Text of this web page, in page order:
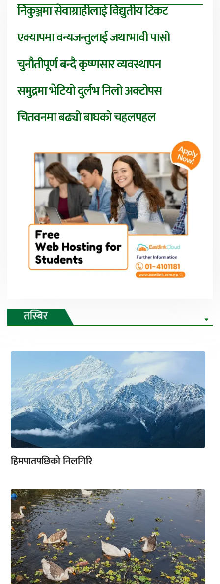
निकुञ्जमा सेवाग्राहीलाई विद्युतीय टिकट
एक्यापमा वन्यजन्तुलाई जथाभावी पासो
चुनौतीपूर्ण बन्दै कृष्णसार व्यवस्थापन
समुद्रमा भेटियो दुर्लभ निलो अक्टोपस
चितवनमा बढ्यो बाघको चहलपहल
हिमपातपछिको निलगिरि